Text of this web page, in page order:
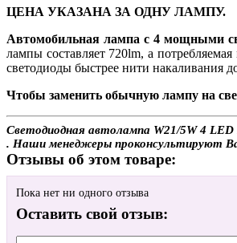
ЦЕНА УКАЗАНА ЗА ОДНУ ЛАМПУ.
Автомобильная лампа с 4 мощными
лампы составляет 720lm, а
светодиоды быстрее нити накаливания
Чтобы заменить обычную лампу на
Светодиодная автолампа W21/5W 4
. Наши менеджеры проконсультируют
Отзывы об этом товаре:
Пока нет ни одного отзыва
Оставить свой отзыв: